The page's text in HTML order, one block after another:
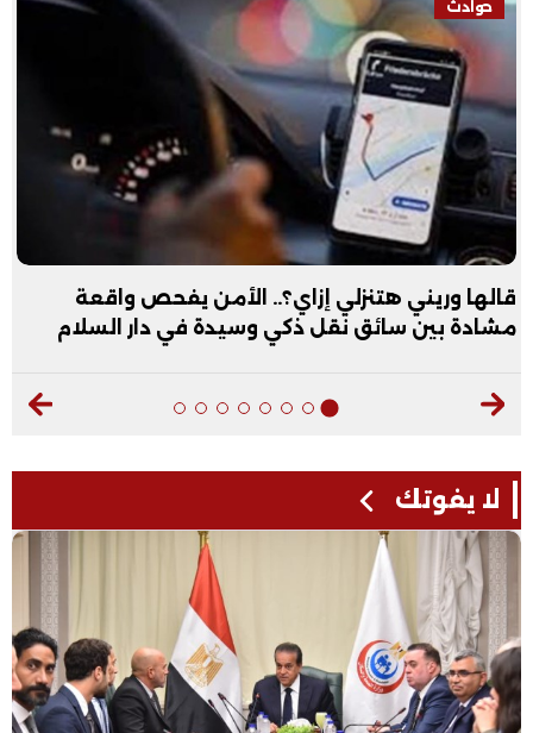
هتنزلي إزاي؟.. الأمن يفحص واقعة
سائق نقل ذكي وسيدة في دار السلام
فيديو
عبد الله
فيديو
لا يفوتك